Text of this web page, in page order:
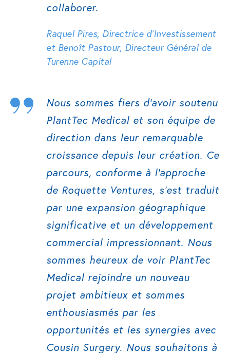
collaborer.
Raquel Pires, Directrice d’Investissement
et Benoît Pastour, Directeur Général de
Turenne Capital
Nous sommes fiers d’avoir soutenu
PlantTec Medical et son équipe de
direction dans leur remarquable
croissance depuis leur création. Ce
parcours, conforme à l’approche
de Roquette Ventures, s’est traduit
par une expansion géographique
significative et un développement
commercial impressionnant. Nous
sommes heureux de voir PlantTec
Medical rejoindre un nouveau
projet ambitieux et sommes
enthousiasmés par les
opportunités et les synergies avec
Cousin Surgery. Nous souhaitons à